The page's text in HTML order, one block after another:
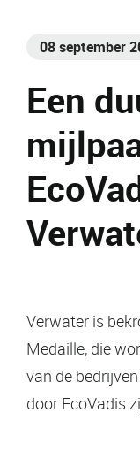
08 september
Een
Verwater is
Medaille, die
van de
door EcoVadis